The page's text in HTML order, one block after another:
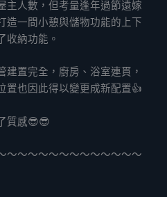
主人數，但考量逢年過節遠嫁
造一間小憩與儲物功能的上下
收納功能。
建置完全，廚房、浴室連貫，
置也因此得以變更成新配置👍
質感😎😎
～～～～～～～～～～～～～